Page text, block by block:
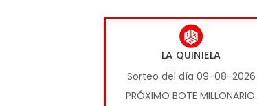
LA QUINIELA
Sorteo del día 09-08-2026
PRÓXIMO BOTE MILLONARIO: